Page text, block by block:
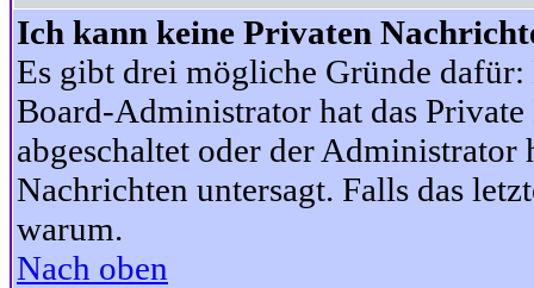
Ich kann keine Privaten
Es gibt drei mögliche Gründe
Board-Administrator hat das
abgeschaltet oder der
Nachrichten untersagt. Falls das
warum.
Nach oben